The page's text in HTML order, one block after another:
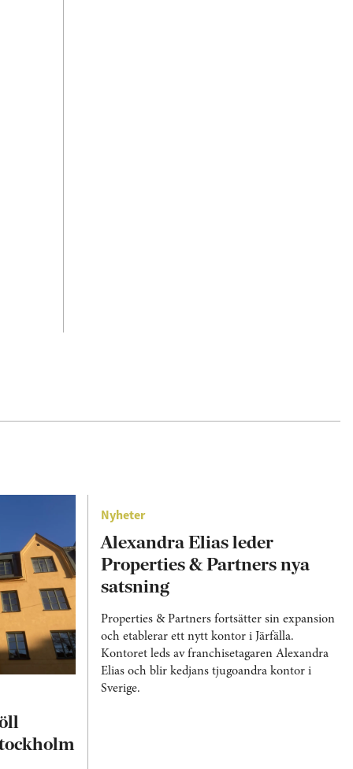
Nyheter
Alexandra Elias leder
Properties & Partners nya
satsning
Properties & Partners fortsätter sin expansion
och etablerar ett nytt kontor i Järfälla.
Kontoret leds av franchisetagaren Alexandra
Elias och blir kedjans tjugoandra kontor i
Sverige.